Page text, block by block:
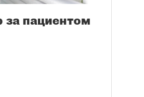
пациентом